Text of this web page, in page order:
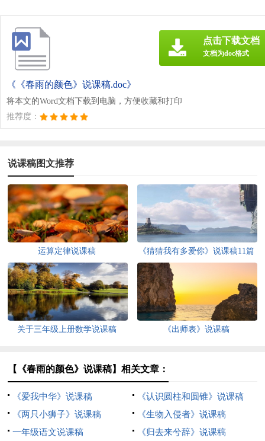
《《春雨的颜色》说课稿.doc》
将本文的Word文档下载到电脑，方便收藏和打印
推荐度：
点击下载文档
文档为doc格式
说课稿图文推荐
运算定律说课稿 《猜猜我有多爱你》说课稿11篇
关于三年级上册数学说课稿 《出师表》说课稿
【《春雨的颜色》说课稿】相关文章：
《爱我中华》说课稿
《认识圆柱和圆锥》说课稿
《两只小狮子》说课稿
《生物入侵者》说课稿
一年级语文说课稿
《归去来兮辞》说课稿